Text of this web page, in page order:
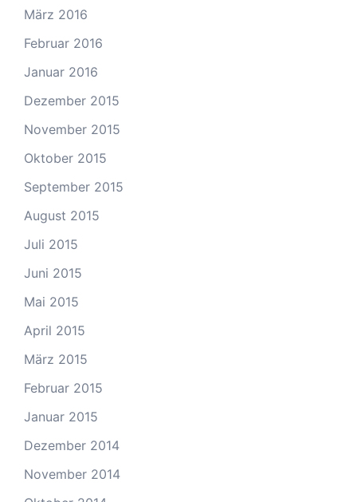
März 2016
Februar 2016
Januar 2016
Dezember 2015
November 2015
Oktober 2015
September 2015
August 2015
Juli 2015
Juni 2015
Mai 2015
April 2015
März 2015
Februar 2015
Januar 2015
Dezember 2014
November 2014